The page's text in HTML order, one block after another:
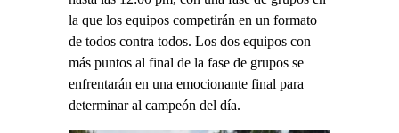
la que los equipos competirán en un formato
de todos contra todos. Los dos equipos con
más puntos al final de la fase de grupos se
enfrentarán en una emocionante final para
determinar al campeón del día.